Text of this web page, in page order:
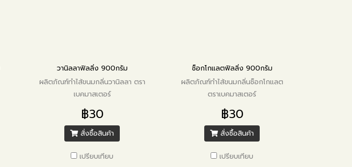
วานิลลาฟิลลิ่ง 900กรัม
ผลิตภัณฑ์ทำไส้ขนมกลิ่นวานิลลา ตรา
เบคมาสเตอร์
฿30
สั่งซื้อสินค้า
เปรียบเทียบ
ช็อกโกแลตฟิลลิ่ง 900กรัม
ผลิตภัณฑ์ทำไส้ขนมกลิ่นช็อกโกแลต
ตราเบคมาสเตอร์
฿30
สั่งซื้อสินค้า
เปรียบเทียบ